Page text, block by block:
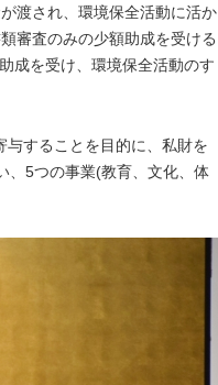
渡され、環境保全活動に活か
審査のみの少額助成を受ける
成を受け、環境保全活動のす
することを目的に、私財を
、5つの事業(教育、文化、体